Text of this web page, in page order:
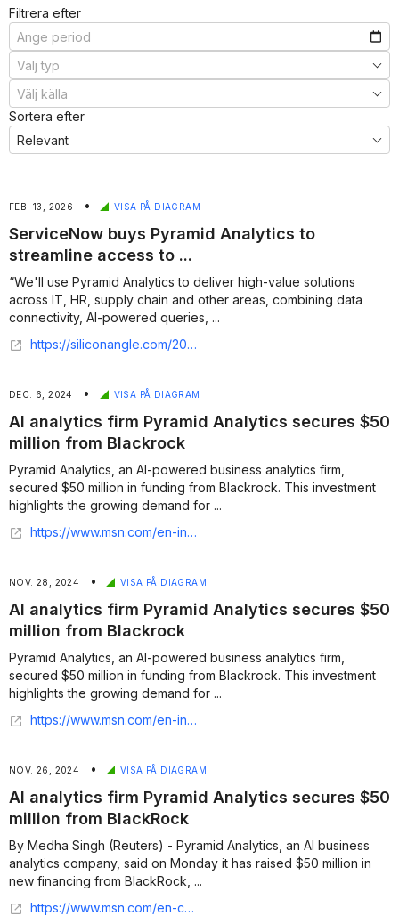
Filtrera efter
Sortera efter
FEB. 13, 2026 • VISA PÅ DIAGRAM
ServiceNow buys Pyramid Analytics to
streamline access to ...
“We'll use Pyramid Analytics to deliver high-value solutions
across IT, HR, supply chain and other areas, combining data
connectivity, AI-powered queries, ...
https://siliconangle.com/2026/02/12/servicenow-buys-pyramid-analytics-streamline-access-business-intelligence/
DEC. 6, 2024 • VISA PÅ DIAGRAM
AI analytics firm Pyramid Analytics secures $50
million from Blackrock
Pyramid Analytics, an AI-powered business analytics firm,
secured $50 million in funding from Blackrock. This investment
highlights the growing demand for ...
https://www.msn.com/en-in/money/topstories/ai-analytics-firm-pyramid-analytics-secures-50-million-from-blackrock/ar-AA1uI8I3?apiversion=v2&noservercache=1&domshim=1&renderwebcomponents=1&wcseo=1&batchservertelemetry=1&noservertelemetry=1
NOV. 28, 2024 • VISA PÅ DIAGRAM
AI analytics firm Pyramid Analytics secures $50
million from Blackrock
Pyramid Analytics, an AI-powered business analytics firm,
secured $50 million in funding from Blackrock. This investment
highlights the growing demand for ...
https://www.msn.com/en-in/money/topstories/ai-analytics-firm-pyramid-analytics-secures-50-million-from-blackrock/ar-AA1uI8I3
NOV. 26, 2024 • VISA PÅ DIAGRAM
AI analytics firm Pyramid Analytics secures $50
million from BlackRock
By Medha Singh (Reuters) - Pyramid Analytics, an AI business
analytics company, said on Monday it has raised $50 million in
new financing from BlackRock, ...
https://www.msn.com/en-ca/money/topstories/ai-analytics-firm-pyramid-analytics-secures-50-million-from-blackrock/ar-AA1uI8Sp